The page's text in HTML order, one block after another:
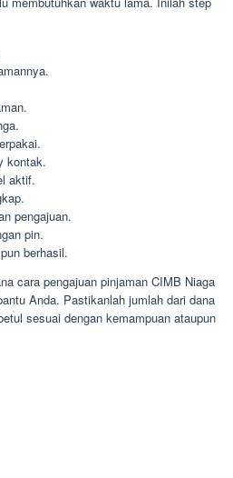
kontak.
aktif.
pengajuan.
pin.
berhasil.
cara pengajuan pinjaman CIMB Niaga
Anda. Pastikanlah jumlah dari dana
sesuai dengan kemampuan ataupun